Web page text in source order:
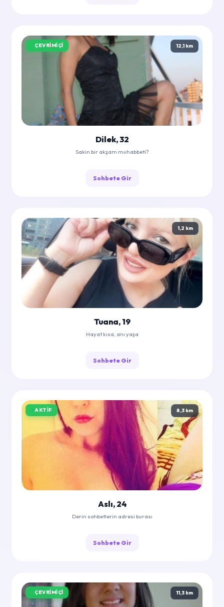
ÇEVRIMIÇI 12,1 km
Dilek, 32
Sakin bir akşam muhabbeti?
Sohbete Gir
1,2 km
Tuana, 19
Hayat kısa, anı yaşa
Sohbete Gir
AKTIF 8,3 km
Aslı, 24
Derin sohbetlerin adresi burası
Sohbete Gir
ÇEVRIMIÇI 11,3 km